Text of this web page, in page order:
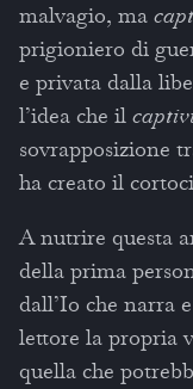
malvagio, ma
prigioniero di
e privata dalla
l’idea che il
sovrapposizione
ha creato il
A nutrire questa
della prima
dall’Io che narra
lettore la propria
quella che